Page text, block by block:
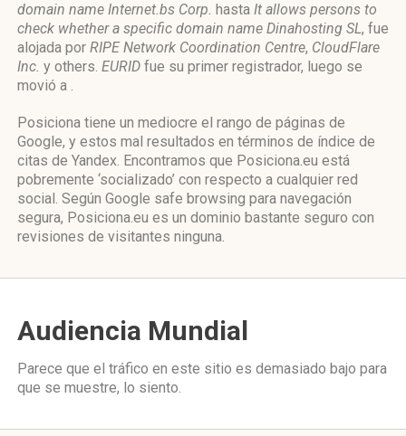
domain name Internet.bs Corp. hasta It allows persons to
check whether a specific domain name Dinahosting SL, fue
alojada por RIPE Network Coordination Centre, CloudFlare
Inc. y others. EURID fue su primer registrador, luego se
movió a .
Posiciona tiene un mediocre el rango de páginas de
Google, y estos mal resultados en términos de índice de
citas de Yandex. Encontramos que Posiciona.eu está
pobremente ‘socializado’ con respecto a cualquier red
social. Según Google safe browsing para navegación
segura, Posiciona.eu es un dominio bastante seguro con
revisiones de visitantes ninguna.
Audiencia Mundial
Parece que el tráfico en este sitio es demasiado bajo para
que se muestre, lo siento.